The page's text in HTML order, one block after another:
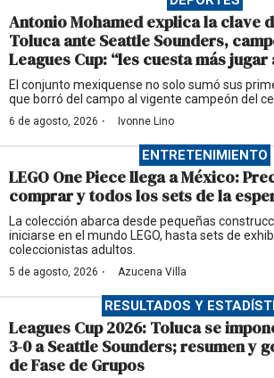
Antonio Mohamed explica la clave
Toluca ante Seattle Sounders,
Leagues Cup: “les cuesta más jugar
El conjunto mexiquense no solo sumó sus
que borró del campo al vigente campeón del
6 de agosto, 2026 · Ivonne Lino
ENTRETENIMIENTO
LEGO One Piece llega a México:
comprar y todos los sets de la
La colección abarca desde pequeñas
iniciarse en el mundo LEGO, hasta sets de
coleccionistas adultos.
5 de agosto, 2026 · Azucena Villa
RESULTADOS Y
Leagues Cup 2026: Toluca se
3-0 a Seattle Sounders; resumen y
de Fase de Grupos